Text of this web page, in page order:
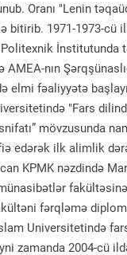
Oranı "Lenin
bitirib. 1971-1973-cü
İnstitutunda
AMEA-nın
elmi fəaliyyətə
"Fars
mövzusunda
edərək ilk alimlik
KPMK nəzdində
fərqləmə
Universitetində
zamanda 2004-cü